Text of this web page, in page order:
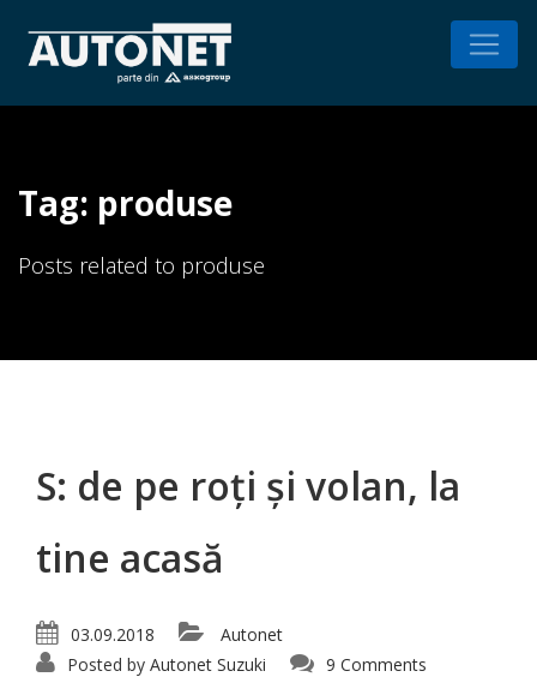
Tag: produse
Posts related to produse
S: de pe roți și volan, la
tine acasă
03.09.2018
Autonet
Posted by Autonet Suzuki
9 Comments